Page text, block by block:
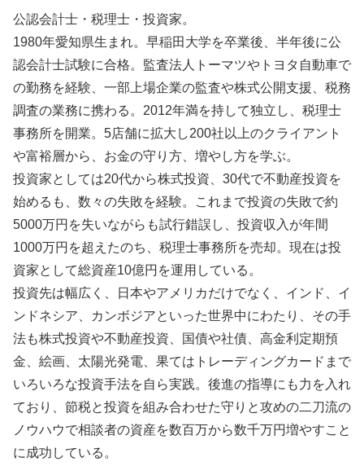
公認会計士・税理士・投資家。
1980年愛知県生まれ。早稲田大学を卒業後、半年後に公
認会計士試験に合格。監査法人トーマツやトヨタ自動車で
の勤務を経験、一部上場企業の監査や株式公開支援、税務
調査の業務に携わる。2012年満を持して独立し、税理士
事務所を開業。5店舗に拡大し200社以上のクライアント
や富裕層から、お金の守り方、増やし方を学ぶ。
投資家としては20代から株式投資、30代で不動産投資を
始めるも、数々の失敗を経験。これまで投資の失敗で約
5000万円を失いながらも試行錯誤し、投資収入が年間
1000万円を超えたのち、税理士事務所を売却。現在は投
資家として総資産10億円を運用している。
投資先は幅広く、日本やアメリカだけでなく、インド、イ
ンドネシア、カンボジアといった世界中にわたり、その手
法も株式投資や不動産投資、国債や社債、高金利定期預
金、絵画、太陽光発電、果てはトレーディングカードまで
いろいろな投資手法を自ら実践。後進の指導にも力を入れ
ており、節税と投資を組み合わせた守りと攻めの二刀流の
ノウハウで相談者の資産を数百万から数千万円増やすこと
に成功している。